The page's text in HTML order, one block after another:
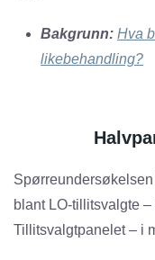
Bakgrunn: Hva
likebehandling?
blant LO-tillitsvalgte
Tillitsvalgtpanelet – i